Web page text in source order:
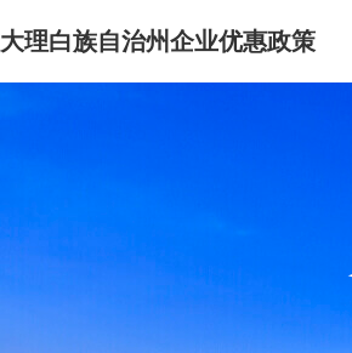
大理白族自治州企业优惠政策